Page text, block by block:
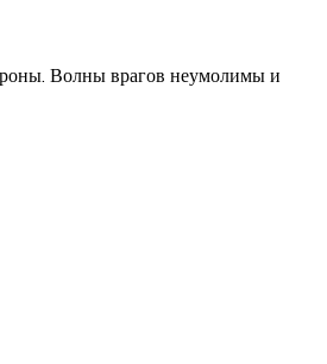
Волны врагов неумолимы и